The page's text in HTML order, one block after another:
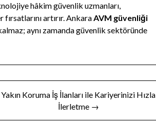
hâkim güvenlik uzmanları,
artırır. AnkaraAVM güvenliği
aynı zamanda güvenlik sektöründe
Yakın Koruma İş İlanları ile Kariyerinizi Hızla
İlerletme →